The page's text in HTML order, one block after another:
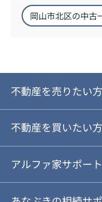
岡山市北区の中古
不動産を売りたい方
ご売却ガイド
ご売却の流れ
不動産を買いたい方
ご購入ガイド
アルファ家サポート